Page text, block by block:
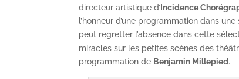
directeur artistique d’ Incidence
l’honneur d’une programmation dans
peut regretter l’absence dans cette
miracles sur les petites scènes des
programmation de Benjamin Millepied.